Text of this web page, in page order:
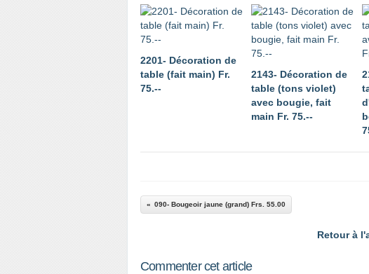
2201- Décoration de
table (fait main) Fr.
75.--
2143- Décoration de
table (tons violet)
avec bougie, fait
main Fr. 75.--
090- Bougeoir jaune (grand) Frs. 55.00
Retour à
Commenter cet article